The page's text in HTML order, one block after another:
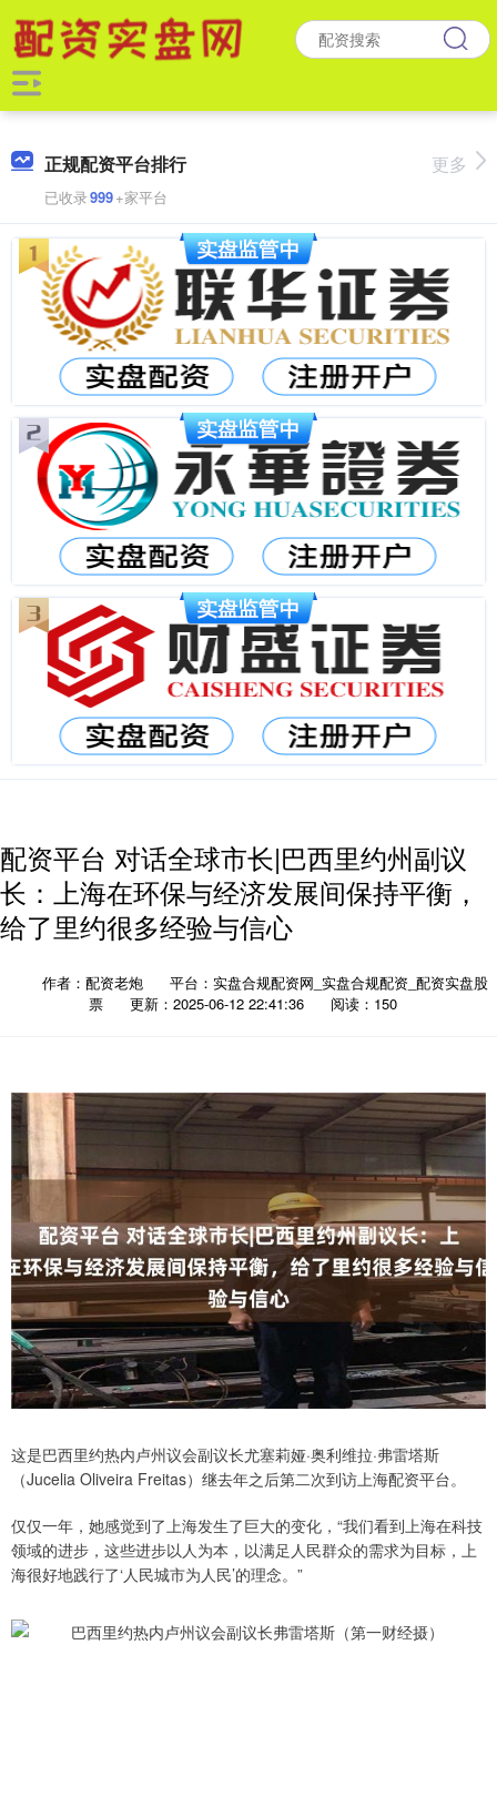
正规配资平台排行
已收录999+家平台
更多
配资平台 对话全球市长|巴西里约州副议
长：上海在环保与经济发展间保持平衡，
给了里约很多经验与信心
作者：配资老炮
平台：实盘合规配资网_实盘合规配资_配资实盘股
票
更新：2025-06-12 22:41:36 阅读：150
这是巴西里约热内卢州议会副议长尤塞莉娅·奥利维拉·弗雷塔斯
（Jucelia Oliveira Freitas）继去年之后第二次到访上海配资平台。
仅仅一年，她感觉到了上海发生了巨大的变化，“我们看到上海在科技
领域的进步，这些进步以人为本，以满足人民群众的需求为目标，上
海很好地践行了‘人民城市为人民’的理念。”